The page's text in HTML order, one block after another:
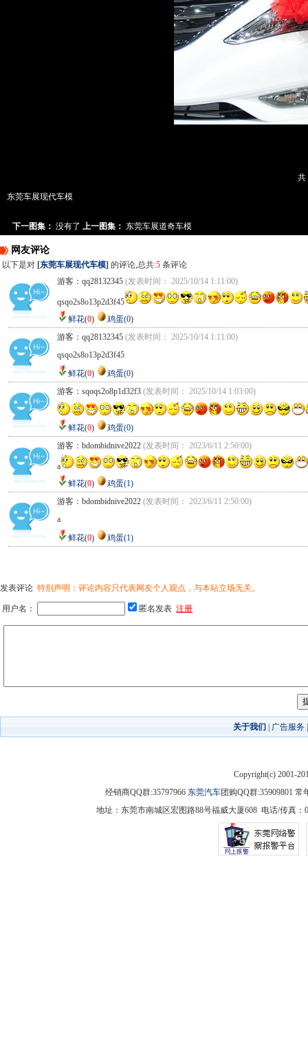
共
东莞车展现代车模
下一图集： 没有了 上一图集： 东莞车展道奇车模
网友评论
以下是对 [东莞车展现代车模] 的评论,总共:5 条评论
游客：qq28132345 (发表时间： 2025/10/14 1:11:00)
qsqo2s8o13p2d3f45
鲜花(0)
鸡蛋(0)
游客：qq28132345 (发表时间： 2025/10/14 1:11:00)
qsqo2s8o13p2d3f45
鲜花(0)
鸡蛋(0)
游客：sqoqs2o8p1d32f3 (发表时间： 2025/10/14 1:03:00)
鲜花(0)
鸡蛋(0)
游客：bdombidnive2022 (发表时间： 2023/6/11 2:50:00)
a
鲜花(0)
鸡蛋(1)
游客：bdombidnive2022 (发表时间： 2023/6/11 2:50:00)
a
鲜花(0) 鸡蛋(1)
发表评论 特别声明：评论内容只代表网友个人观点，与本站立场无关。
用户名： 匿名发表 注册
关于我们 广告服务
Copyright(c) 2001-
经销商QQ群:35797966 东莞汽车团购QQ群:35909801
地址：东莞市南城区宏图路88号福威大厦608 电话/传真：